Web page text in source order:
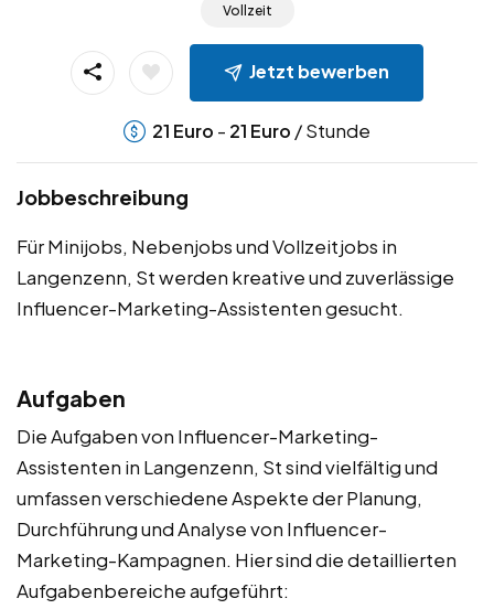
Vollzeit
Jetzt bewerben
21 Euro - 21 Euro / Stunde
Jobbeschreibung
Für Minijobs, Nebenjobs und Vollzeitjobs in
Langenzenn, St werden kreative und zuverlässige
Influencer-Marketing-Assistenten gesucht.
Aufgaben
Die Aufgaben von Influencer-Marketing-
Assistenten in Langenzenn, St sind vielfältig und
umfassen verschiedene Aspekte der Planung,
Durchführung und Analyse von Influencer-
Marketing-Kampagnen. Hier sind die detaillierten
Aufgabenbereiche aufgeführt: